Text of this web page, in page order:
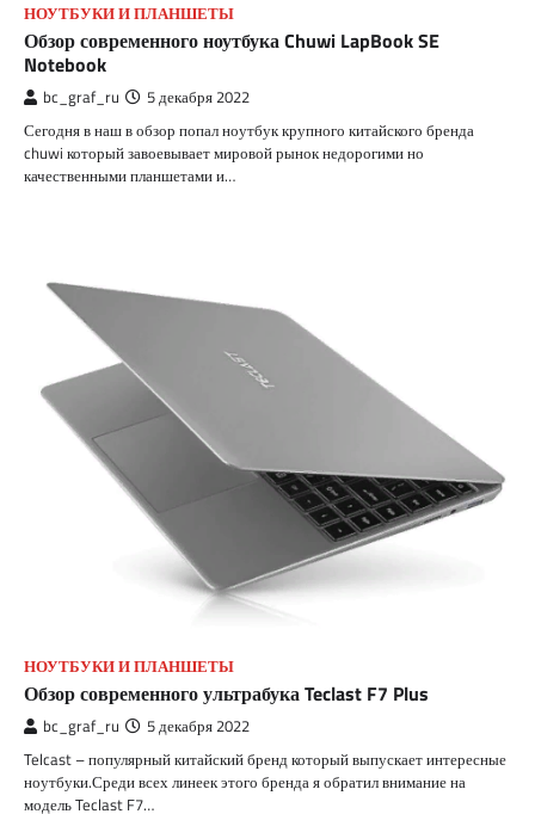
НОУТБУКИ И ПЛАНШЕТЫ
Обзор современного ноутбука Chuwi LapBook SE
Notebook
bc_graf_ru 5 декабря 2022
Сегодня в наш в обзор попал ноутбук крупного китайского бренда
chuwi который завоевывает мировой рынок недорогими но
качественными планшетами и…
НОУТБУКИ И ПЛАНШЕТЫ
Обзор современного ультрабука Teclast F7 Plus
bc_graf_ru 5 декабря 2022
Telcast – популярный китайский бренд который выпускает интересные
ноутбуки.Среди всех линеек этого бренда я обратил внимание на
модель Teclast F7…